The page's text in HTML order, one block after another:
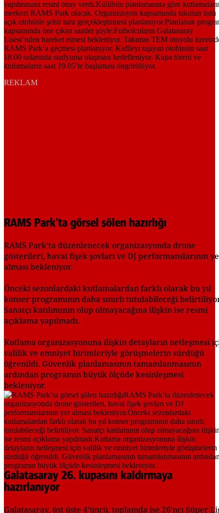
REKLAM
RAMS Park’ta görsel şölen hazırlığı
RAMS Park’ta düzenlenecek organizasyonda drone
gösterileri, havai fişek şovları ve DJ performanslarının
alması bekleniyor.
Önceki sezonlardaki kutlamalardan farklı olarak bu yıl
konser programının daha sınırlı tutulabileceği
Sanatçı katılımının olup olmayacağına ilişkin ise resmi
açıklama yapılmadı.
Kutlama organizasyonuna ilişkin detayların netleşmesi
valilik ve emniyet birimleriyle görüşmelerin sürdüğü
öğrenildi. Güvenlik planlamasının tamamlanmasının
ardından programın büyük ölçüde kesinleşmesi
bekleniyor.
Galatasaray 26. kupasını kaldırmaya
hazırlanıyor
Galatasaray, üst üste 4’üncü, toplamda ise 26’ncı Süper